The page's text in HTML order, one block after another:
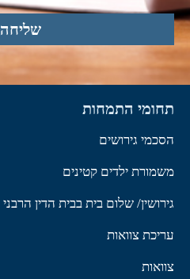
שליחה
תחומי התמחות
הסכמי גירושים
משמורת ילדים קטינים
גירושין/ שלום בית בבית הדין הרבני
עריכת צוואות
צוואות